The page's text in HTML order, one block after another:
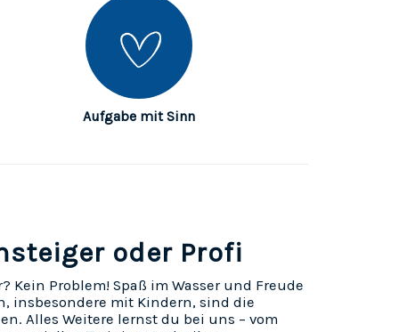
Aufgabe mit Sinn
oder Profi
Kein Problem! Spaß im Wasser und Freude
insbesondere mit Kindern, sind die
Alles Weitere lernst du bei uns – vom